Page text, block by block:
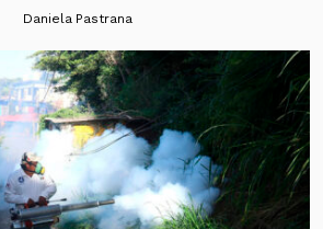
Daniela Pastrana